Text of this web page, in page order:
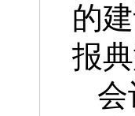
的
报